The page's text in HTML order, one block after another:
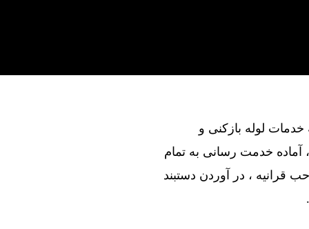
در ارائه خدمات لوله بازکنی و
آماده خدمت رسانی به تمام
قرانیه ، در آوردن دستبند